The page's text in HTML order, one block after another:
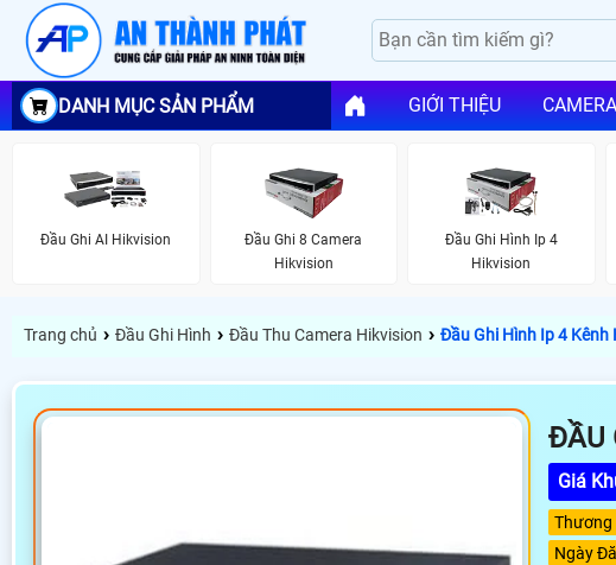
DANH MỤC SẢN PHẨM GIỚI THIỆU
Đầu Ghi AI Hikvision
Đầu Ghi 8 Camera
Hikvision
Đầu Ghi Hình Ip 4
Hikvision
Trang chủ › Đầu Ghi Hình › Đầu Thu Camera Hikvision › Đầu Ghi Hình Ip 4
ĐẦU
Giá
Thương
Ngày